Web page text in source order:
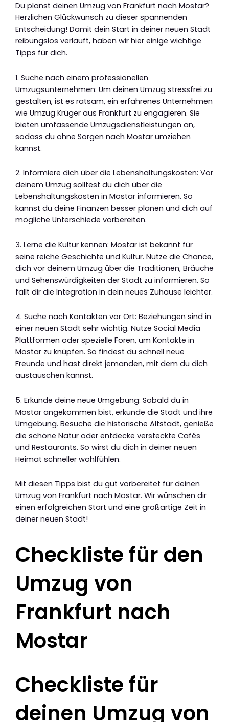
Du planst deinen Umzug von Frankfurt nach Mostar?
Herzlichen Glückwunsch zu dieser spannenden
Entscheidung! Damit dein Start in deiner neuen Stadt
reibungslos verläuft, haben wir hier einige wichtige
Tipps für dich.
1. Suche nach einem professionellen
Umzugsunternehmen: Um deinen Umzug stressfrei zu
gestalten, ist es ratsam, ein erfahrenes Unternehmen
wie Umzug Krüger aus Frankfurt zu engagieren. Sie
bieten umfassende Umzugsdienstleistungen an,
sodass du ohne Sorgen nach Mostar umziehen
kannst.
2. Informiere dich über die Lebenshaltungskosten: Vor
deinem Umzug solltest du dich über die
Lebenshaltungskosten in Mostar informieren. So
kannst du deine Finanzen besser planen und dich auf
mögliche Unterschiede vorbereiten.
3. Lerne die Kultur kennen: Mostar ist bekannt für
seine reiche Geschichte und Kultur. Nutze die Chance,
dich vor deinem Umzug über die Traditionen, Bräuche
und Sehenswürdigkeiten der Stadt zu informieren. So
fällt dir die Integration in dein neues Zuhause leichter.
4. Suche nach Kontakten vor Ort: Beziehungen sind in
einer neuen Stadt sehr wichtig. Nutze Social Media
Plattformen oder spezielle Foren, um Kontakte in
Mostar zu knüpfen. So findest du schnell neue
Freunde und hast direkt jemanden, mit dem du dich
austauschen kannst.
5. Erkunde deine neue Umgebung: Sobald du in
Mostar angekommen bist, erkunde die Stadt und ihre
Umgebung. Besuche die historische Altstadt, genieße
die schöne Natur oder entdecke versteckte Cafés
und Restaurants. So wirst du dich in deiner neuen
Heimat schneller wohlfühlen.
Mit diesen Tipps bist du gut vorbereitet für deinen
Umzug von Frankfurt nach Mostar. Wir wünschen dir
einen erfolgreichen Start und eine großartige Zeit in
deiner neuen Stadt!
Checkliste für den
Umzug von
Frankfurt nach
Mostar
Checkliste für
deinen Umzug von